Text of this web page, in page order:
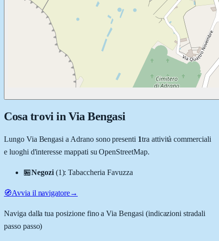
Cosa trovi in Via Bengasi
Lungo Via Bengasi a Adranosono presenti 1tra attività commerciali
e luoghi d'interesse mappati su OpenStreetMap.
🏪Negozi (1):Tabaccheria Favuzza
🧭Avvia il navigatore→
Naviga dalla tua posizione fino aVia Bengasi (indicazioni stradali
passo passo)